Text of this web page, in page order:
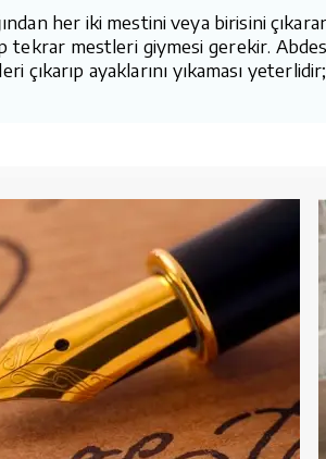
her iki mestini veya birisini
tekrar mestleri giymesi gerekir.
çıkarıp ayaklarını yıkaması